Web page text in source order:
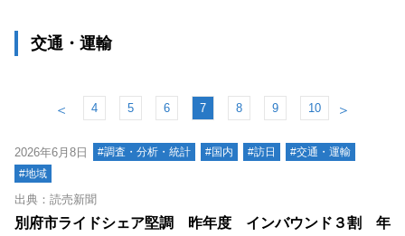
交通・運輸
＜ 4 5 6 7 8 9 10 ＞
2026年6月8日 #調査・分析・統計 #国内 #訪日
#交通・運輸
#地域
出典：読売新聞
別府市ライドシェア堅調 昨年度 インバウンド３割 年